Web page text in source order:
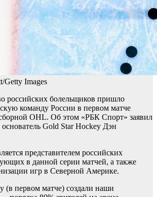
Getty Images
российских болельщиков пришло
команду России в первом матче
OHL. Об этом «РБК Спорт» заявил
Gold Star Hockey Дэн
представителем российских
в данной серии матчей, а также
игр в Северной Америке.
(в первом матче) создали наши